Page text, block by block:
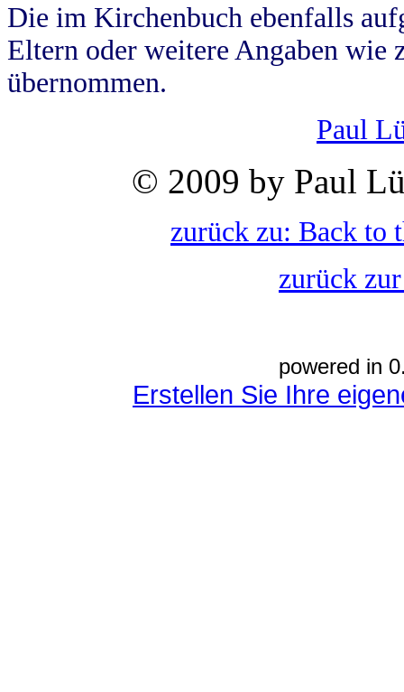
Die im Kirchenbuch ebenfalls
Eltern oder weitere Angaben wie
übernommen.
Paul
© 2009 by Paul
zurück zu: Back to
zurück
powered in
Erstellen Sie Ihre